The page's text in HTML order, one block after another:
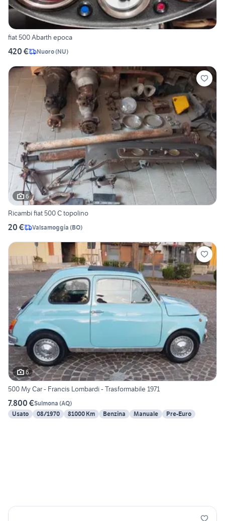
fiat 500 Abarth epoca
420 € Nuoro(NU)
6
Ricambi fiat 500 C topolino
20 € Valsamoggia (BO)
6
500 My Car - Francis Lombardi - Trasformabile 1971
7.800 €Sulmona (AQ)
Usato
08/1970 81000 Km Benzina Manuale Pre-Euro